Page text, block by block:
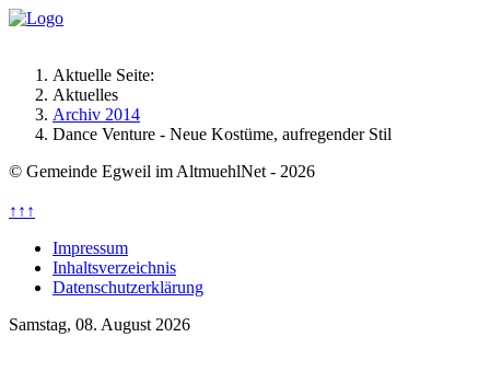
Aktuelle Seite:
Aktuelles
Archiv 2014
Dance Venture - Neue Kostüme, aufregender Stil
© Gemeinde Egweil im AltmuehlNet - 2026
↑↑↑
Impressum
Inhaltsverzeichnis
Datenschutzerklärung
Samstag, 08. August 2026